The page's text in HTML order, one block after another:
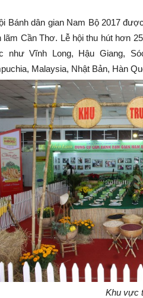
Bánh dân gian Nam Bộ 2017
lãm Cần Thơ. Lễ hội thu hút hơn
như Vĩnh Long, Hậu Giang,
Malaysia, Nhật Bản, Hàn
Khu vực